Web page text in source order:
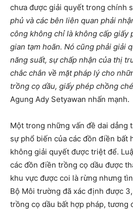
chưa được giải quyết trong chính
phủ và các bên liên quan phải
công không chỉ là không cấp giấy
gian tạm hoãn. Nó cũng phải giải
năng suất, sự chấp nhận của thị
chắc chắn về mặt pháp lý cho
trồng cọ dầu, giấy phép chồng
Agung Ady Setyawan nhấn mạnh.
Một trong những vấn đề dai dẳng
sự phổ biến của các đồn điền bất
không giải quyết được triệt để.
các đồn điền trồng cọ dầu được
khu vực được coi là rừng nhưng
Bộ Môi trường đã xác định được
trồng cọ dầu bất hợp pháp, tương